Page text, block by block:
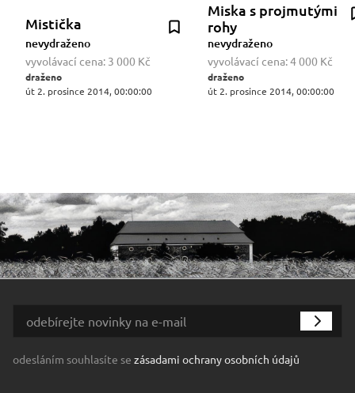
Mistička
nevydraženo
vyvolávací cena: 3 000 Kč
draženo
út 2. prosince 2014, 00:00:00
Miska s projmutými
rohy
nevydraženo
vyvolávací cena:4 000 Kč
draženo
út 2. prosince 2014, 00:00:00
odesláním souhlasíte se zásadami ochrany osobních údajů